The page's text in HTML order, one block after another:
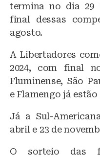
termina no dia 29
final dessas
agosto.
A Libertadores
2024, com final
Fluminense, São
e Flamengo já
Já a Sul-
abril e 23 de
O sorteio das